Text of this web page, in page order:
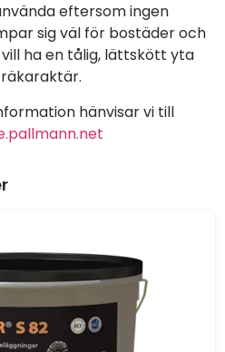
eftersom ingen
sig väl för bostäder och
ha en tålig, lättskött yta
hänvisar vi till